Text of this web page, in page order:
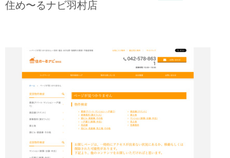
住め〜るナビ羽村店